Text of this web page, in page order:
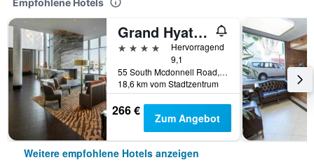
Empfohlene Hotels
Grand Hyatt At Sfo
4 Sterne
Hervorragend
9,1
55 South Mcdonnell Road, San Francisco, CA, USA
18,6 km vom Stadtzentrum
266 € Zum Angebot
Weitere empfohlene Hotels anzeigen